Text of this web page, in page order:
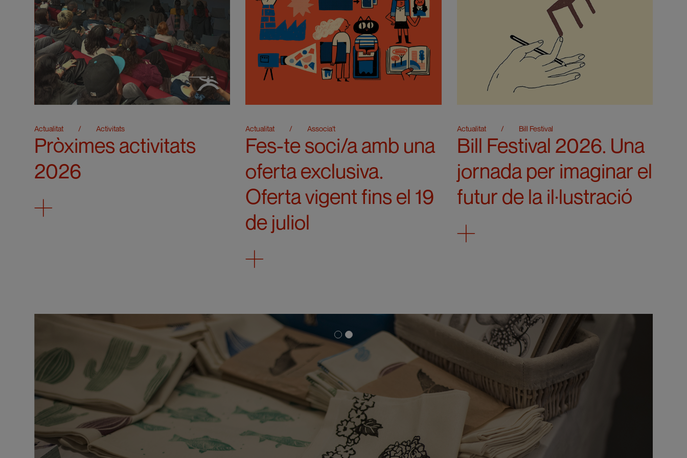
Actualitat / Activitats
Pròximes activitats
2026
Actualitat / Associa't
Fes-te soci/a amb una
oferta exclusiva.
Oferta vigent fins el 19
de juliol
Actualitat / Bill Festival
Bill Festival 2026. Una
jornada per imaginar el
futur de la il·lustració